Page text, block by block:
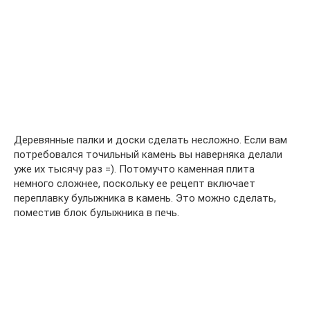
Деревянные палки и доски сделать несложно. Если вам
потребовался точильный камень вы наверняка делали
уже их тысячу раз =). Потомучто каменная плита
немного сложнее, поскольку ее рецепт включает
переплавку булыжника в камень. Это можно сделать,
поместив блок булыжника в печь.